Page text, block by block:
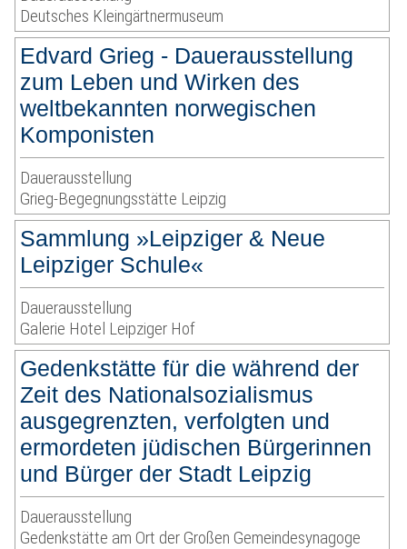
Deutsches Kleingärtnermuseum
Edvard Grieg - Dauerausstellung
zum Leben und Wirken des
weltbekannten norwegischen
Komponisten
Dauerausstellung
Grieg-Begegnungsstätte Leipzig
Sammlung »Leipziger & Neue
Leipziger Schule«
Dauerausstellung
Galerie Hotel Leipziger Hof
Gedenkstätte für die während der
Zeit des Nationalsozialismus
ausgegrenzten, verfolgten und
ermordeten jüdischen Bürgerinnen
und Bürger der Stadt Leipzig
Dauerausstellung
Gedenkstätte am Ort der Großen Gemeindesynagoge